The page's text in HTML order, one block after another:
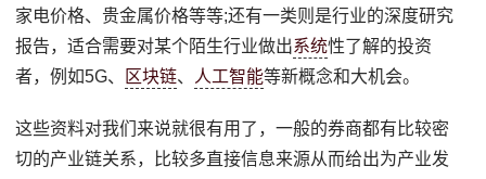
家电价格、贵金属价格等等;还有一类则是行业的深度研究
报告，适合需要对某个陌生行业做出系统性了解的投资
者，例如5G、
区块链、 人工智能等新概念和大机会。
这些资料对我们来说就很有用了，一般的券商都有比较密
切的产业链关系，比较多直接信息来源从而给出为产业发